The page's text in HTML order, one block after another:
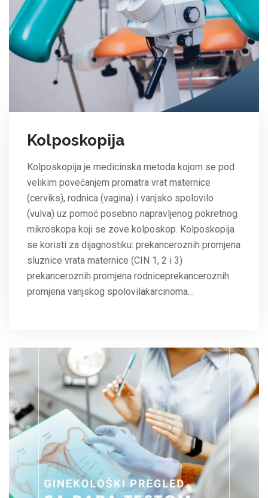
Kolposkopija
Kolposkopija je medicinska metoda kojom se pod
velikim povećanjem promatra vrat maternice
(cerviks), rodnica (vagina) i vanjsko spolovilo
(vulva) uz pomoć posebno napravljenog pokretnog
mikroskopa koji se zove kolposkop. Kolposkopija
se koristi za dijagnostiku: prekanceroznih promjena
sluznice vrata maternice (CIN 1, 2 i 3)
prekanceroznih promjena rodniceprekanceroznih
promjena vanjskog spolovilakarcinoma…